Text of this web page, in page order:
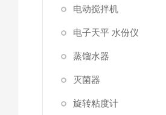
电动搅拌机
电子天平 水份仪
蒸馏水器
灭菌器
旋转粘度计